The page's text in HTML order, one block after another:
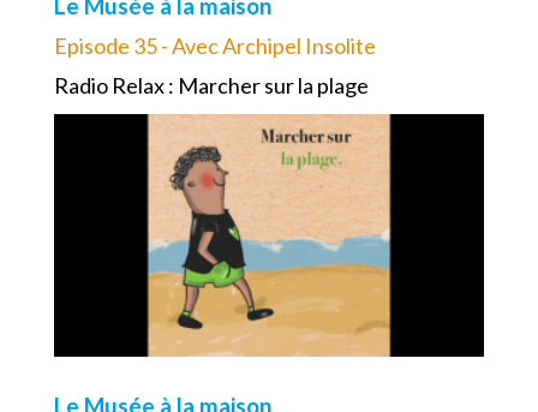
Episode 35 - Avec Archipel Insolite
Radio Relax : Marcher sur la plage
Le Musée à la maison